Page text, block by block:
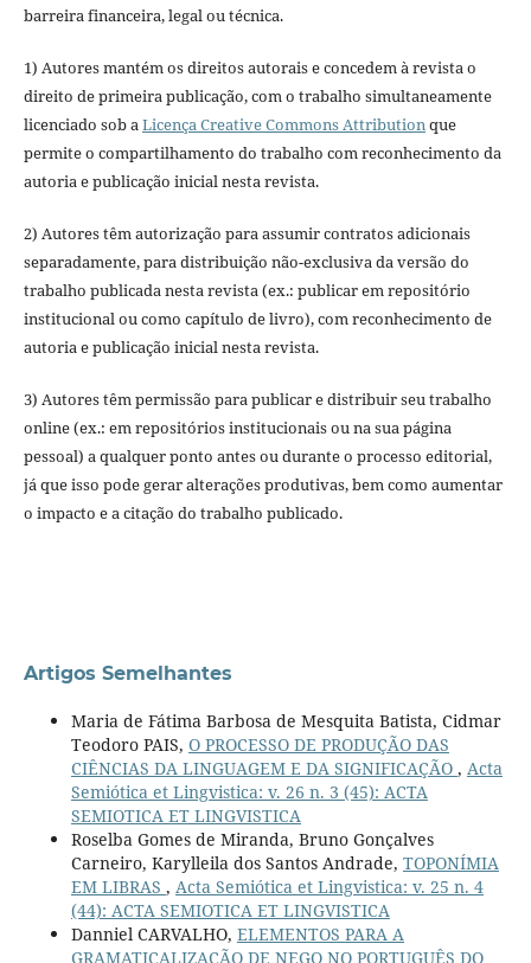
barreira financeira, legal ou técnica.
1) Autores mantém os direitos autorais e concedem à revista o
direito de primeira publicação, com o trabalho simultaneamente
licenciado sob aLicença Creative Commons Attributionque
permite o compartilhamento do trabalho com reconhecimento da
autoria e publicação inicial nesta revista.
2) Autores têm autorização para assumir contratos adicionais
separadamente, para distribuição não-exclusiva da versão do
trabalho publicada nesta revista (ex.: publicar em repositório
institucional ou como capítulo de livro), com reconhecimento de
autoria e publicação inicial nesta revista.
3) Autores têm permissão para publicar e distribuir seu trabalho
online (ex.: em repositórios institucionais ou na sua página
pessoal) a qualquer ponto antes ou durante o processo editorial,
já que isso pode gerar alterações produtivas, bem como aumentar
o impacto e a citação do trabalho publicado.
Artigos Semelhantes
Maria de Fátima Barbosa de Mesquita Batista, Cidmar
Teodoro PAIS, O PROCESSO DE PRODUÇÃO DAS
CIÊNCIAS DA LINGUAGEM E DA SIGNIFICAÇÃO , Acta
Semiótica et Lingvistica: v. 26 n. 3 (45): ACTA
SEMIOTICA ET LINGVISTICA
Roselba Gomes de Miranda, Bruno Gonçalves
Carneiro, Karylleila dos Santos Andrade, TOPONÍMIA
EM LIBRAS , Acta Semiótica et Lingvistica: v. 25 n. 4
(44): ACTA SEMIOTICA ET LINGVISTICA
Danniel CARVALHO, ELEMENTOS PARA A
GRAMATICALIZAÇÃO DE NEGO NO PORTUGUÊS DO